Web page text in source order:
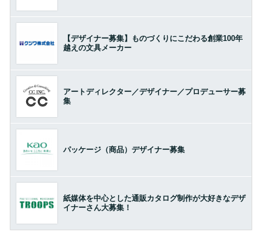
【デザイナー募集】ものづくりにこだわる創業100年
越えの文具メーカー
アートディレクター／デザイナー／プロデューサー募
集
パッケージ（商品）デザイナー募集
紙媒体を中心とした通販カタログ制作が大好きなデザ
イナーさん大募集！